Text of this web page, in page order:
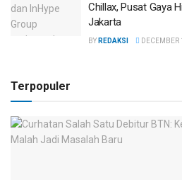
Chillax, Pusat Gaya
Jakarta
BY REDAKSI DECEMBER
Terpopuler